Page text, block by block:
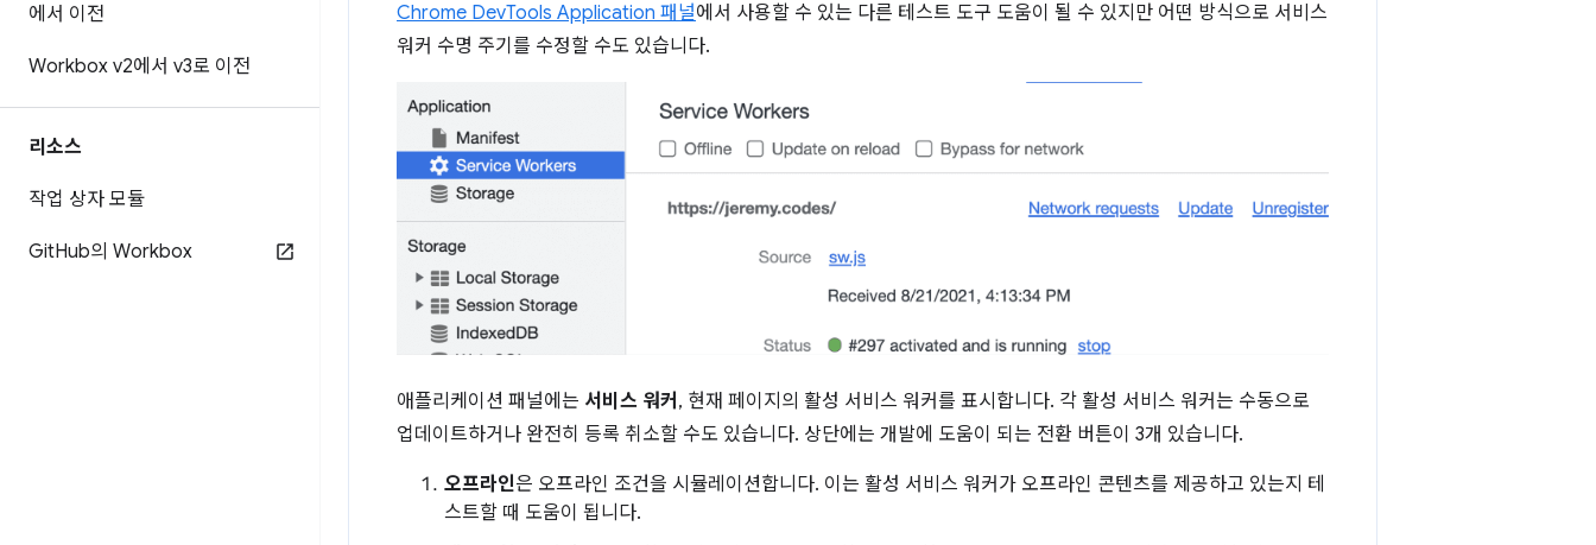
에서 이전
Workbox v2에서 v3로 이전
리소스
작업 상자 모듈
GitHub의 Workbox
Chrome DevTools Application 패널에서 사용할 수 있는 다른 테스트 도구 도움이 될 수 있지만 어떤 방식으로 서비스
워커 수명 주기를 수정할 수도 있습니다.
애플리케이션 패널에는 서비스 워커 , 현재 페이지의 활성 서비스 워커를 표시합니다. 각 활성 서비스 워커는 수동으로
업데이트하거나 완전히 등록 취소할 수도 있습니다. 상단에는 개발에 도움이 되는 전환 버튼이 3개 있습니다.
오프라인은 오프라인 조건을 시뮬레이션합니다. 이는 활성 서비스 워커가 오프라인 콘텐츠를 제공하고 있는지 테
스트할 때 도움이 됩니다.